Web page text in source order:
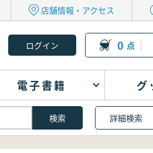
店舗情報・アクセス
0 点
電子書籍 グ
詳細検索